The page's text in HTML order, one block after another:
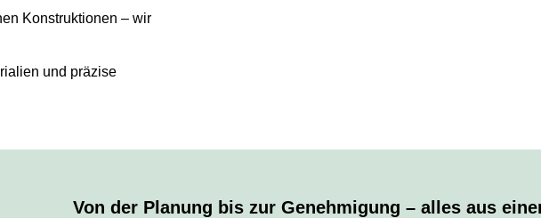
Konstruktionen – wir
und präzise
Von der Planung bis zur Genehmigung – alles aus